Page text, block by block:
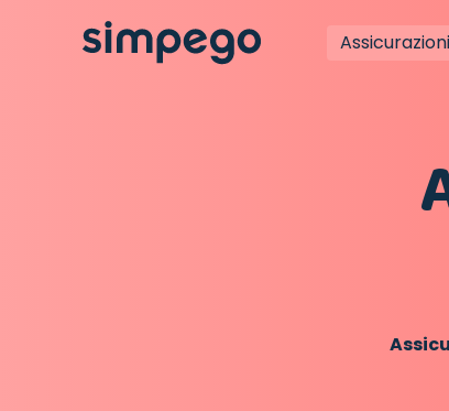
Assicurazioni